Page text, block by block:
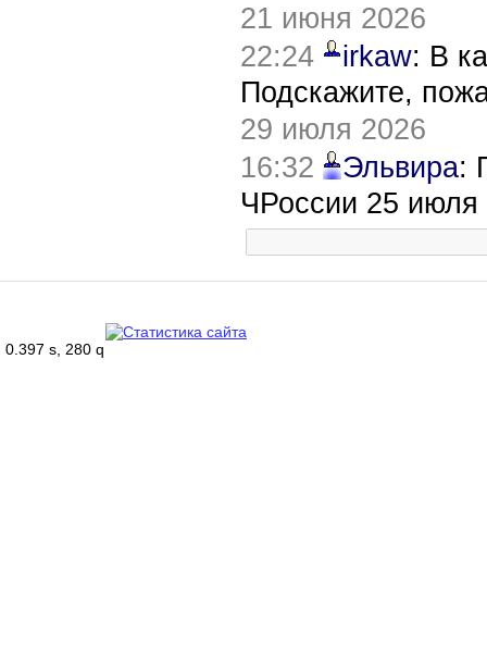
21 июня 2026
22:24
irkaw: В
Подскажите,
29 июля 2026
16:32
Эльвира:
ЧРоссии 25 июля
0.397 s, 280 q